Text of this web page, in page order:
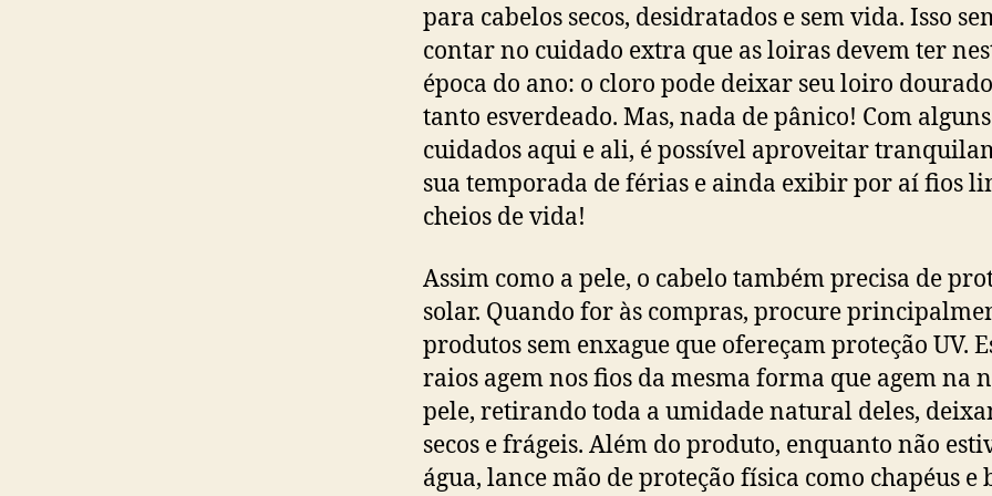
para cabelos secos, desidratados e sem vida. Isso
contar no cuidado extra que as loiras devem ter
época do ano: o cloro pode deixar seu loiro
tanto esverdeado. Mas, nada de pânico! Com alguns
cuidados aqui e ali, é possível aproveitar
sua temporada de férias e ainda exibir por aí fios
cheios de vida!
Assim como a pele, o cabelo também precisa de
solar. Quando for às compras, procure
produtos sem enxague que ofereçam proteção UV.
raios agem nos fios da mesma forma que agem na
pele, retirando toda a umidade natural deles,
secos e frágeis. Além do produto, enquanto não
água, lance mão de proteção física como chapéus e